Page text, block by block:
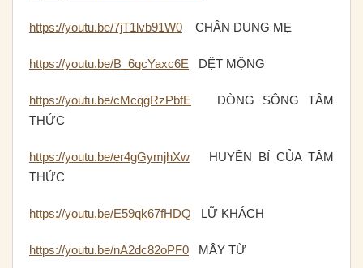
https://youtu.be/7jT1lvb91W0 CHÂN DUNG MẸ
https://youtu.be/B_6qcYaxc6E DỆT MỘNG
https://youtu.be/cMcqgRzPbfE DÒNG SÔNG TÂM
THỨC
https://youtu.be/er4gGymjhXw HUYỀN BÍ CỦA TÂM
THỨC
https://youtu.be/E59qk67fHDQ LỮ KHÁCH
https://youtu.be/nA2dc82oPF0 MÂY TỪ